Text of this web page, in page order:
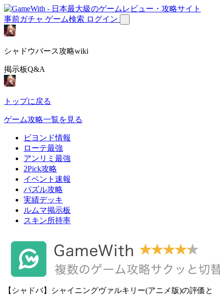
事前ガチャ ゲーム検索 ログイン
シャドウバース攻略wiki
掲示板Q&A
トップに戻る
ゲーム攻略一覧を見る
ビヨンド情報
ローテ最強
アンリミ最強
2Pick攻略
イベント速報
パズル攻略
実績デッキ
ルムマ掲示板
スキン所持率
【シャドバ】シャイニングヴァルキリー(アニメ版)の評価と